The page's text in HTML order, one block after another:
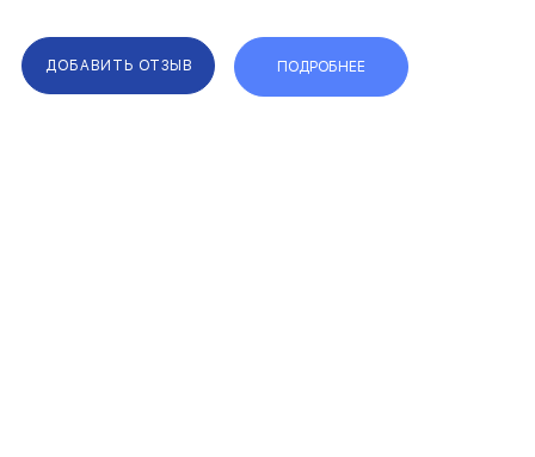
компании являются максимально
короткие сроки. Каждый...
ДОБАВИТЬ ОТЗЫВ ПОДРОБНЕЕ